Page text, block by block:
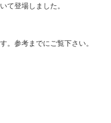
て登場しました。
。参考までにご覧下さい。